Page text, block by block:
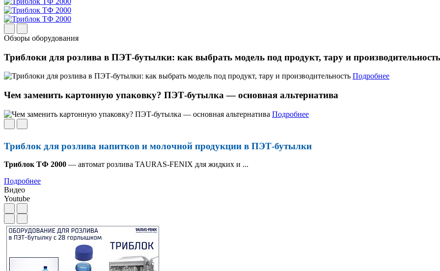
Обзоры оборудования
Триблоки для розлива в ПЭТ-бутылки: как выбрать модель под продукт, тару и производительность
Подробнее
Чем заменить картонную упаковку? ПЭТ-бутылка — основная альтернатива
Подробнее
Триблок для розлива напитков и молочной продукции в ПЭТ-бутылки
Триблок ТФ 2000 — автомат розлива TAURAS-FENIX для жидких и ...
Подробнее
Видео
Youtube